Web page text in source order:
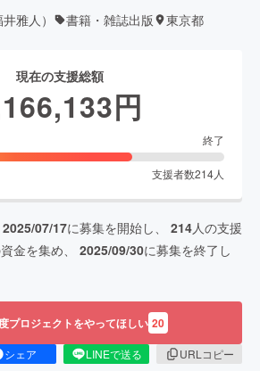
雅人） 書籍・雑誌出版 東京都
現在の支援総額
円
終了
支援者数214人
2025/07/17に募集を開始し、 214人の支援
金を集め、 2025/09/30に募集を終了し
プロジェクトをやってほしい 20
シェア LINEで送る
URLコピー